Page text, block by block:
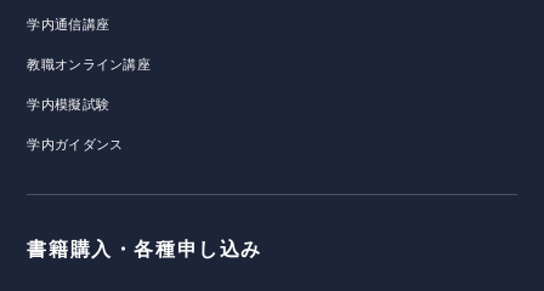
学内通信講座
教職オンライン講座
学内模擬試験
学内ガイダンス
書籍購入・各種申し込み